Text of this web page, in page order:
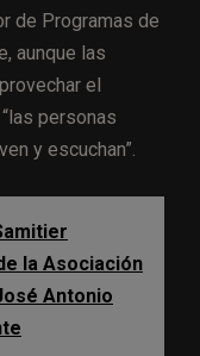
de Programas de
aunque las
el
personas
y escuchan”.
la Asociación
Antonio